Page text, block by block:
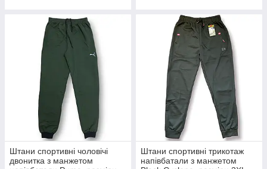
Штани спортивні чоловічі
двонитка з манжетом
Штани спортивні трикотаж
напівбатали з манжетом